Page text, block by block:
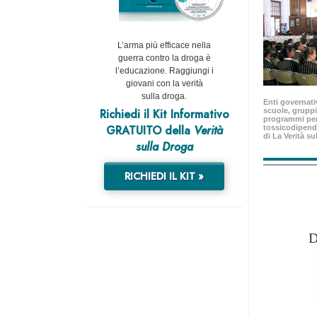
Enti
scuole,
programmi
di La Verità
L’arma più efficace nella
guerra contro la droga è
l’educazione. Raggiungi i
giovani con la verità
sulla droga.
Richiedi il Kit Informativo
GRATUITO della Verità
sulla Droga
RICHIEDI IL KIT »